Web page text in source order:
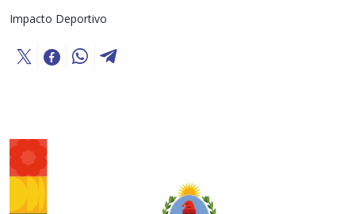
Impacto Deportivo